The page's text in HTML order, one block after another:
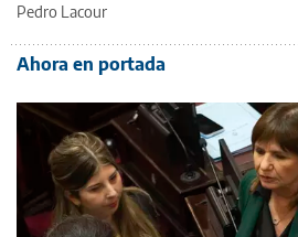
Pedro Lacour
Ahora en portada